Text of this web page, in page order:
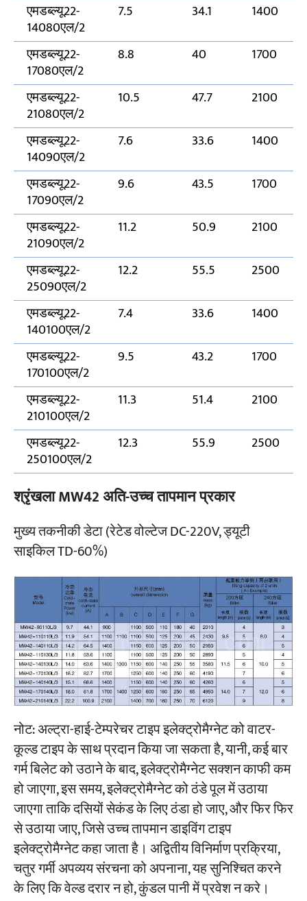
एमडब्ल्यू22-
14080एल/2
7.5 34.1 1400
एमडब्ल्यू22-
17080एल/2
8.8 40 1700
एमडब्ल्यू22-
21080एल/2
10.5 47.7 2100
एमडब्ल्यू22-
14090एल/2
7.6 33.6 1400
एमडब्ल्यू22-
17090एल/2
9.6 43.5 1700
एमडब्ल्यू22-
21090एल/2
11.2 50.9 2100
एमडब्ल्यू22-
25090एल/2
12.2 55.5 2500
एमडब्ल्यू22-
140100एल/2
7.4 33.6 1400
एमडब्ल्यू22-
170100एल/2
9.5 43.2 1700
एमडब्ल्यू22-
210100एल/2
11.3 51.4 2100
एमडब्ल्यू22-
250100एल/2
12.3 55.9 2500
श्रृंखला MW42 अति-उच्च तापमान प्रकार
मुख्य तकनीकी डेटा (रेटेड वोल्टेज DC-220V, ड्यूटी
साइकिल TD-60%)
नोट: अल्ट्रा-हाई-टेम्परेचर टाइप इलेक्ट्रोमैग्नेट को वाटर-
कूल्ड टाइप के साथ प्रदान किया जा सकता है, यानी, कई बार
गर्म बिलेट को उठाने के बाद, इलेक्ट्रोमैग्नेट सक्शन काफी कम
हो जाएगा, इस समय, इलेक्ट्रोमैग्नेट को ठंडे पूल में उठाया
जाएगा ताकि दसियों सेकंड के लिए ठंडा हो जाए, और फिर फिर
से उठाया जाए, जिसे उच्च तापमान डाइविंग टाइप
इलेक्ट्रोमैग्नेट कहा जाता है। अद्वितीय विनिर्माण प्रक्रिया,
चतुर गर्मी अपव्यय संरचना को अपनाना, यह सुनिश्चित करने
के लिए कि वेल्ड दरार न हो, कुंडल पानी में प्रवेश न करे।